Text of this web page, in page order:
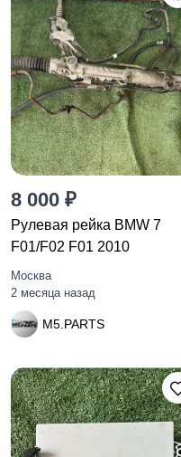
8 000 ₽
Рулевая рейка BMW 7
F01/F02 F01 2010
Москва
2 месяца назад
M5.PARTS